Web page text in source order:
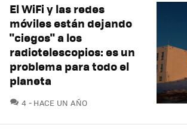
El WiFi y las redes
móviles están dejando
"ciegos" a los
radiotelescopios: es un
problema para todo el
planeta
4 COMENTARIOS
HACE UN AÑO